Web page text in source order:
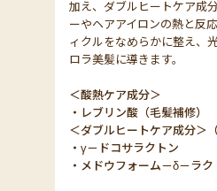
加え、ダブルヒートケア成
ーやヘアアイロンの熱と反
ィクルをなめらかに整え、
ロラ美髪に導きます。
＜酸熱ケア成分＞
・レブリン酸（毛髪補修）
＜ダブルヒートケア成分＞
・γ－ドコサラクトン
・メドウフォーム－δ－ラク